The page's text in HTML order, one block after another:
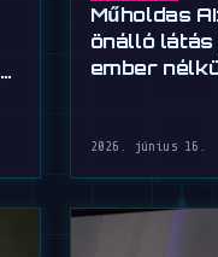
Műholdas
önálló látás
ember
2026. június 16.